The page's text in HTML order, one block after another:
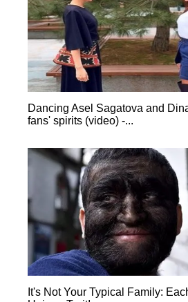
Dancing Asel Sagatova and
fans' spirits (video) -...
It's Not Your Typical Family: